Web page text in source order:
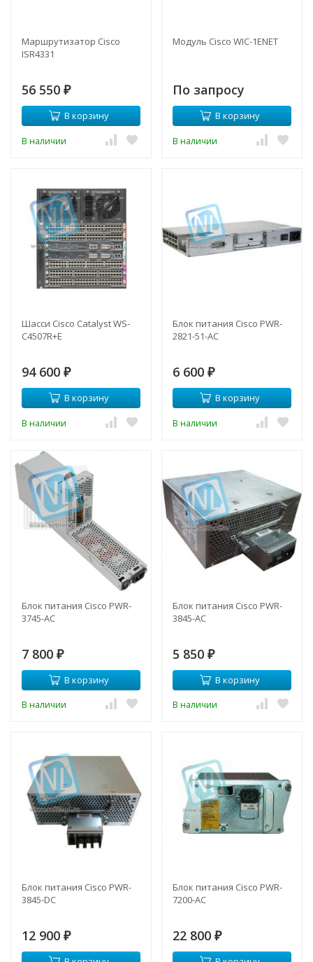
Маршрутизатор Cisco
ISR4331
56 550 ₽
В корзину
В наличии
Модуль Cisco WIC-1ENET
По запросу
В корзину
В наличии
Шасси Cisco Catalyst WS-
C4507R+E
94 600 ₽
В корзину
В наличии
Блок питания Cisco PWR-
2821-51-AC
6 600 ₽
В корзину
В наличии
Блок питания Cisco PWR-
3745-AC
7 800 ₽
В корзину
В наличии
Блок питания Cisco PWR-
3845-AC
5 850 ₽
В корзину
В наличии
Блок питания Cisco PWR-
3845-DC
12 900 ₽
Блок питания Cisco PWR-
7200-AC
22 800 ₽